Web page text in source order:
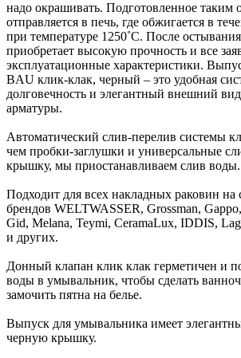
надо окрашивать. Подготовленное таким
отправляется в печь, где обжигается в
при температуре 1250˚С. После
приобретает высокую прочность и все
эксплуатационные характеристики.
BAU клик-клак, черный – это удобная
долговечность и элегантный внешний
арматуры.
Автоматический слив-перелив системы
чем пробки-заглушки и универсальные
крышку, мы приостанавливаем слив воды.
Подходит для всех накладных раковин на
брендов WELTWASSER, Grossman,
Gid, Melana, Teymi, CeramaLux, IDDIS,
и других.
Донный клапан клик клак герметичен и
воды в умывальник, чтобы сделать
замочить пятна на белье.
Выпуск для умывальника имеет
черную крышку.